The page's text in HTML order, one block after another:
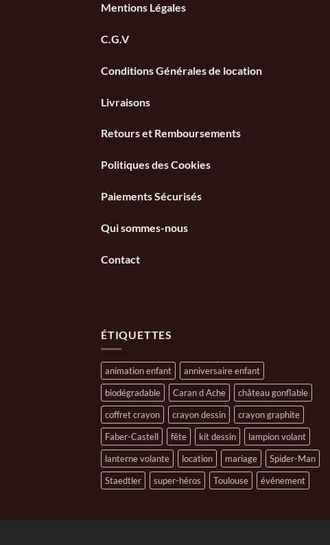
Mentions Légales
C.G.V
Conditions Générales de location
Livraisons
Retours et Remboursements
Politiques des Cookies
Paiements Sécurisés
Qui sommes-nous
Contact
ÉTIQUETTES
animation enfant
anniversaire enfant
biodégradable
Caran d Ache
château gonflable
coffret crayon
crayon dessin
crayon graphite
Faber-Castell
fête kit dessin
lampion volant
lanterne volante
location mariage
Spider-Man
Staedtler
super-héros Toulouse événement